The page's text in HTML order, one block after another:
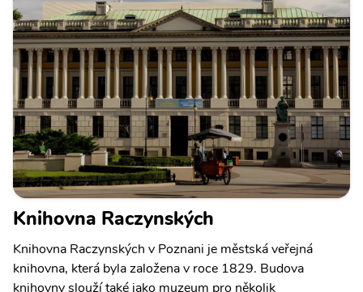
Knihovna Raczynských
Knihovna Raczynských v Poznani je městská veřejná
knihovna, která byla založena v roce 1829. Budova
knihovny slouží také jako muzeum pro několik